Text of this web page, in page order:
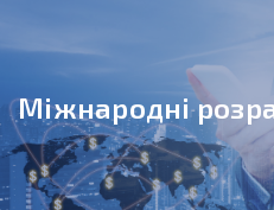
Міжнародні